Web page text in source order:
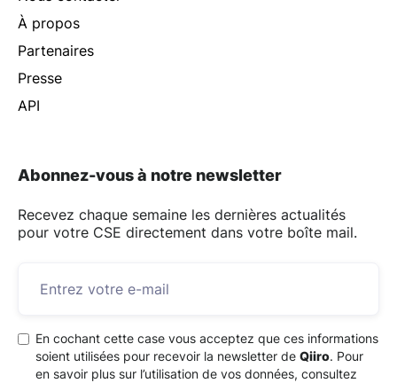
À propos
Partenaires
Presse
API
Abonnez-vous à notre newsletter
Recevez chaque semaine les dernières actualités
pour votre CSE directement dans votre boîte mail.
En cochant cette case vous acceptez que ces informations
soient utilisées pour recevoir la newsletter de Qiiro. Pour
en savoir plus sur l’utilisation de vos données, consultez